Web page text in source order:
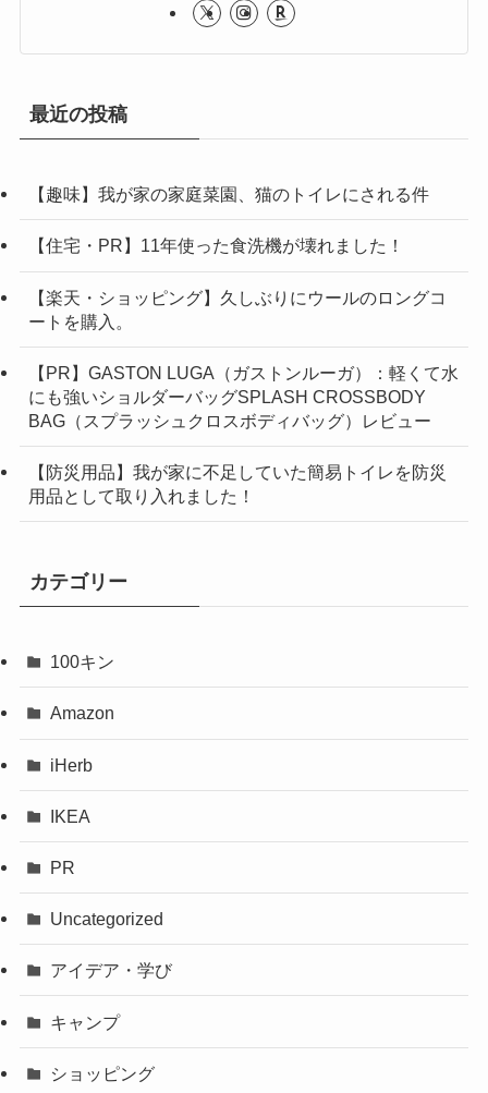
最近の投稿
【趣味】我が家の家庭菜園、猫のトイレにされる件
【住宅・PR】11年使った食洗機が壊れました！
【楽天・ショッピング】久しぶりにウールのロングコ
ートを購入。
【PR】GASTON LUGA（ガストンルーガ）：軽くて水
にも強いショルダーバッグSPLASH CROSSBODY
BAG（スプラッシュクロスボディバッグ）レビュー
【防災用品】我が家に不足していた簡易トイレを防災
用品として取り入れました！
カテゴリー
100キン
Amazon
iHerb
IKEA
PR
Uncategorized
アイデア・学び
キャンプ
ショッピング